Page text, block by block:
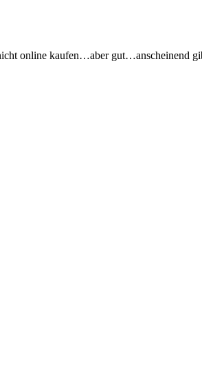
online kaufen…aber gut…anscheinend